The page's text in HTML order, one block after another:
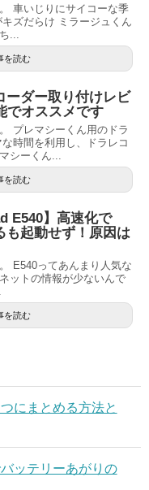
車いじりにサイコーな季
ズだらけ ミラージュくん
...
を読む
ーダー取り付けレビ
でオススメです
プレマシーくん用のドラ
時間を利用し、ドラレコ
シーくん...
を読む
E540】高速化で
も起動せず！原因は
E540ってあんまり人気な
ットの情報が少ないんで
を読む
にまとめる方法と
ッテリーあがりの